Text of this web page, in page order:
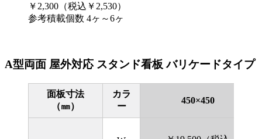
￥2,300（税込￥2,530）
参考積載個数 4ヶ～6ヶ
A型両面 屋外対応 スタンド看板 バリケードタイプ
面板寸法
（㎜）
カラ
ー
450×450